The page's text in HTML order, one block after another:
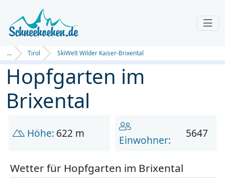
... Tirol SkiWelt Wilder Kaiser-Brixental
Hopfgarten im
Brixental
Höhe: 622 m
Einwohner:
5647
Wetter für Hopfgarten im Brixental